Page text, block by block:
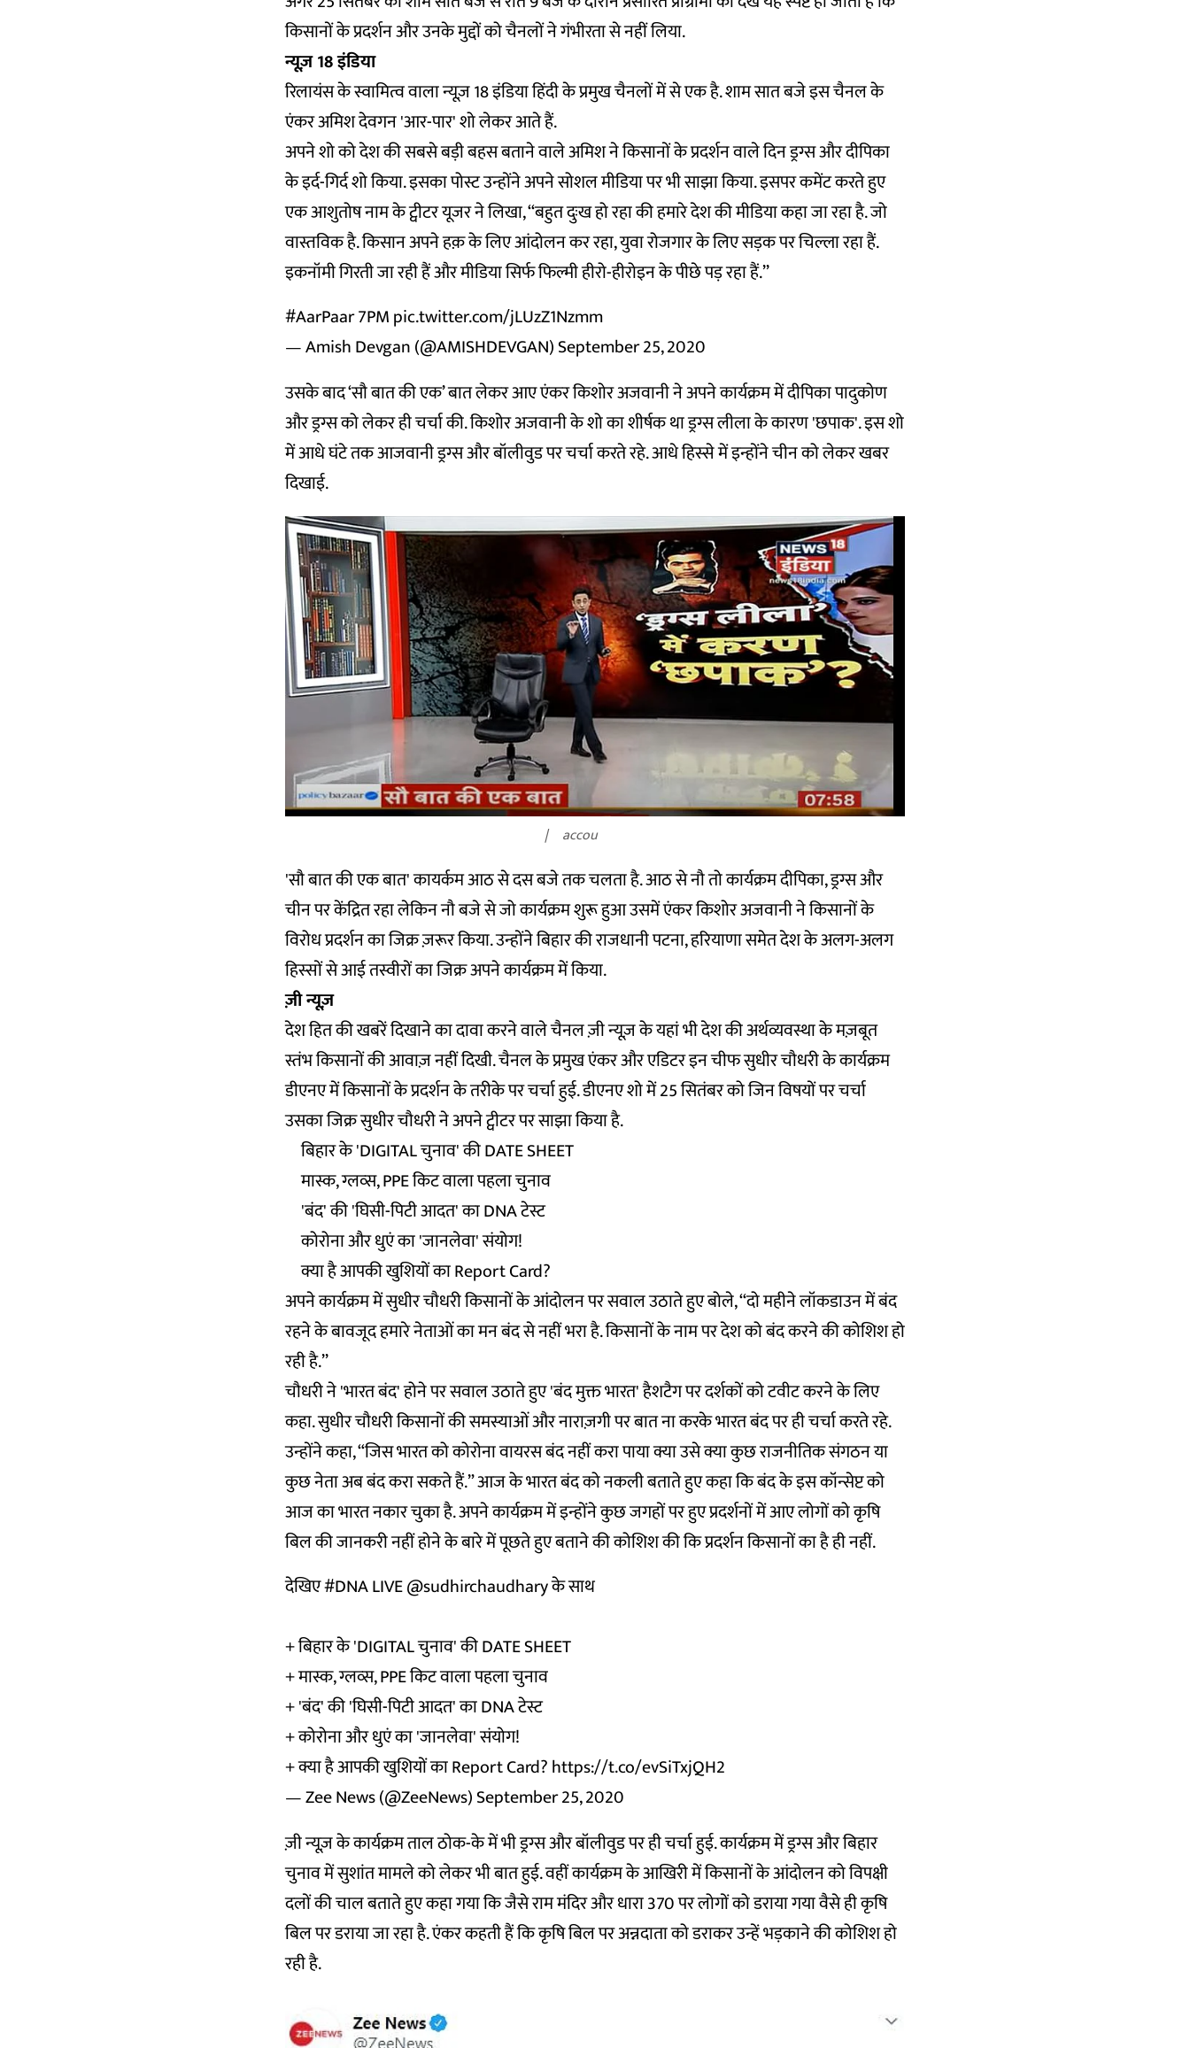
किसानों के प्रदर्शन और उनके मुद्दों को चैनलों ने गंभीरता से नहीं लिया.
न्यूज़ 18 इंडिया
रिलायंस के स्वामित्व वाला न्यूज़ 18 इंडिया हिंदी के प्रमुख चैनलों में से एक है. शाम सात बजे इस चैनल के
एंकर अमिश देवगन 'आर-पार' शो लेकर आते हैं.
अपने शो को देश की सबसे बड़ी बहस बताने वाले अमिश ने किसानों के प्रदर्शन वाले दिन ड्रग्स और दीपिका
के इर्द-गिर्द शो किया. इसका पोस्ट उन्होंने अपने सोशल मीडिया पर भी साझा किया. इसपर कमेंट करते हुए
एक आशुतोष नाम के ट्वीटर यूजर ने लिखा, ‘‘बहुत दुःख हो रहा की हमारे देश की मीडिया कहा जा रहा है. जो
वास्तविक है. किसान अपने हक़ के लिए आंदोलन कर रहा, युवा रोजगार के लिए सड़क पर चिल्ला रहा हैं.
इकनॉमी गिरती जा रही हैं और मीडिया सिर्फ फिल्मी हीरो-हीरोइन के पीछे पड़ रहा हैं.’’
#AarPaar7PMpic.twitter.com/jLUzZ1Nzmm
— Amish Devgan (@AMISHDEVGAN)September 25, 2020
उसके बाद ‘सौ बात की एक’ बात लेकर आए एंकर किशोर अजवानी ने अपने कार्यक्रम में दीपिका पादुकोण
और ड्रग्स को लेकर ही चर्चा की. किशोर अजवानी के शो का शीर्षक था ड्रग्स लीला के कारण 'छपाक'. इस शो
में आधे घंटे तक आजवानी ड्रग्स और बॉलीवुड पर चर्चा करते रहे. आधे हिस्से में इन्होंने चीन को लेकर खबर
दिखाई.
accou
'सौ बात की एक बात' कायर्कम आठ से दस बजे तक चलता है. आठ से नौ तो कार्यक्रम दीपिका, ड्रग्स और
चीन पर केंद्रित रहा लेकिन नौ बजे से जो कार्यक्रम शुरू हुआ उसमें एंकर किशोर अजवानी ने किसानों के
विरोध प्रदर्शन का जिक्र ज़रूर किया. उन्होंने बिहार की राजधानी पटना, हरियाणा समेत देश के अलग-अलग
हिस्सों से आई तस्वीरों का जिक्र अपने कार्यक्रम में किया.
ज़ी न्यूज़
देश हित की खबरें दिखाने का दावा करने वाले चैनल ज़ी न्यूज़ के यहां भी देश की अर्थव्यवस्था के मज़बूत
स्तंभ किसानों की आवाज़ नहीं दिखी. चैनल के प्रमुख एंकर और एडिटर इन चीफ सुधीर चौधरी के कार्यक्रम
डीएनए में किसानों के प्रदर्शन के तरीके पर चर्चा हुई. डीएनए शो में 25 सितंबर को जिन विषयों पर चर्चा
उसका जिक्र सुधीर चौधरी ने अपने ट्वीटर पर साझा किया है.
बिहार के 'DIGITAL चुनाव' की DATE SHEET
मास्क, ग्लव्स, PPE किट वाला पहला चुनाव
'बंद' की 'घिसी-पिटी आदत' का DNA टेस्ट
कोरोना और धुएं का 'जानलेवा' संयोग!
क्या है आपकी खुशियों का Report Card?
अपने कार्यक्रम में सुधीर चौधरी किसानों के आंदोलन पर सवाल उठाते हुए बोले, ‘‘दो महीने लॉकडाउन में बंद
रहने के बावजूद हमारे नेताओं का मन बंद से नहीं भरा है. किसानों के नाम पर देश को बंद करने की कोशिश हो
रही है.’’
चौधरी ने 'भारत बंद' होने पर सवाल उठाते हुए 'बंद मुक्त भारत' हैशटैग पर दर्शकों को टवीट करने के लिए
कहा. सुधीर चौधरी किसानों की समस्याओं और नाराज़गी पर बात ना करके भारत बंद पर ही चर्चा करते रहे.
उन्होंने कहा, “जिस भारत को कोरोना वायरस बंद नहीं करा पाया क्या उसे क्या कुछ राजनीतिक संगठन या
कुछ नेता अब बंद करा सकते हैं.” आज के भारत बंद को नकली बताते हुए कहा कि बंद के इस कॉन्सेप्ट को
आज का भारत नकार चुका है. अपने कार्यक्रम में इन्होंने कुछ जगहों पर हुए प्रदर्शनों में आए लोगों को कृषि
बिल की जानकरी नहीं होने के बारे में पूछते हुए बताने की कोशिश की कि प्रदर्शन किसानों का है ही नहीं.
देखिए#DNALIVE@sudhirchaudharyके साथ
+ बिहार के 'DIGITAL चुनाव' की DATE SHEET
+ मास्क, ग्लव्स, PPE किट वाला पहला चुनाव
+ 'बंद' की 'घिसी-पिटी आदत' का DNA टेस्ट
+ कोरोना और धुएं का 'जानलेवा' संयोग!
+ क्या है आपकी खुशियों का Report Card?https://t.co/evSiTxjQH2
— Zee News (@ZeeNews)September 25, 2020
ज़ी न्यूज़ के कार्यक्रम ताल ठोक-के में भी ड्रग्स और बॉलीवुड पर ही चर्चा हुई. कार्यक्रम में ड्रग्स और बिहार
चुनाव में सुशांत मामले को लेकर भी बात हुई. वहीं कार्यक्रम के आखिरी में किसानों के आंदोलन को विपक्षी
दलों की चाल बताते हुए कहा गया कि जैसे राम मंदिर और धारा 370 पर लोगों को डराया गया वैसे ही कृषि
बिल पर डराया जा रहा है. एंकर कहती हैं कि कृषि बिल पर अन्नदाता को डराकर उन्हें भड़काने की कोशिश हो
रही है.